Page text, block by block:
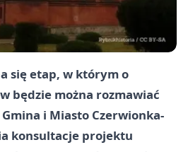
się etap, w którym o
będzie można rozmawiać
i Miasto Czerwionka-
konsultacje projektu